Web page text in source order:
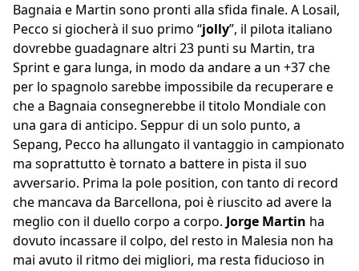
Bagnaia e Martin sono pronti alla sfida finale. A Losail,
Pecco si giocherà il suo primo “jolly”, il pilota italiano
dovrebbe guadagnare altri 23 punti su Martin, tra
Sprint e gara lunga, in modo da andare a un +37 che
per lo spagnolo sarebbe impossibile da recuperare e
che a Bagnaia consegnerebbe il titolo Mondiale con
una gara di anticipo. Seppur di un solo punto, a
Sepang, Pecco ha allungato il vantaggio in campionato
ma soprattutto è tornato a battere in pista il suo
avversario. Prima la pole position, con tanto di record
che mancava da Barcellona, poi è riuscito ad avere la
meglio con il duello corpo a corpo. Jorge Martin ha
dovuto incassare il colpo, del resto in Malesia non ha
mai avuto il ritmo dei migliori, ma resta fiducioso in